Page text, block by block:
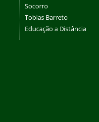
Socorro
Tobias Barreto
Educação a Distância